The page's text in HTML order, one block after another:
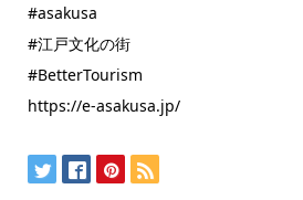
#asakusa
#江戸文化の街
#BetterTourism
https://e-asakusa.jp/